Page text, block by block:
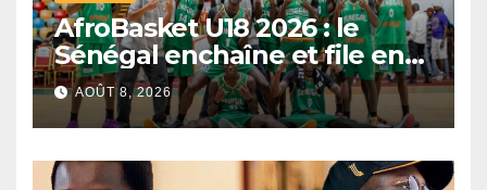
AfroBasket U18 2026 : le
Sénégal enchaîne et file en
quarts de finale
AOÛT 8, 2026